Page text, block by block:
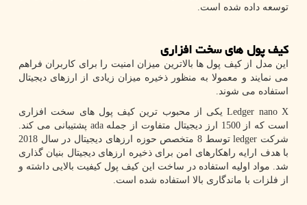
توسعه داده شده است.
کیف پول های سخت افزاری
این مدل از کیف پول ها بالاترین میزان امنیت را برای کاربران فراهم
می نمایند و معمولا به منظور ذخیره میزان زیادی از ارزهای دیجیتال
استفاده می شوند.
Ledger nano Xیکی از محبوب ترین کیف پول های سخت افزاری
است که از 1500 ارز دیجیتال متفاوت از جمله
ada پشتیبانی می کند.
شرکت ledger
توسط 8 متخصص حوزه ارزهای دیجیتال در سال 2018
با هدف ارایه راهکارهای امن برای ذخیره ارزهای دیجیتال بنیان گذاری
شد. مواد اولیه استفاده در ساخت این کیف پول کیفیت بالایی داشته و
از فلزات با ماندگاری بالا استفاده شده است.